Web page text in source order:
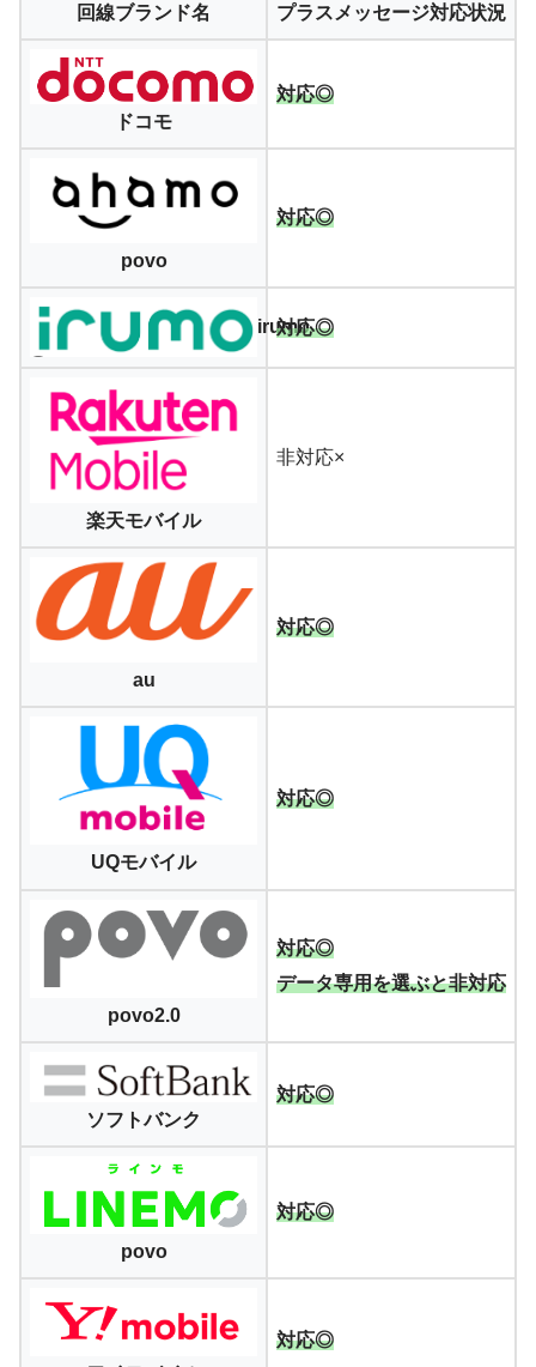
回線ブランド名 プラスメッセージ対応状況
ドコモ
対応◎
povo
対応◎
irumo
対応◎
楽天モバイル
非対応×
au
対応◎
UQモバイル
対応◎
povo2.0
対応◎
データ専用を選ぶと非対応
ソフトバンク
対応◎
povo
対応◎
対応◎